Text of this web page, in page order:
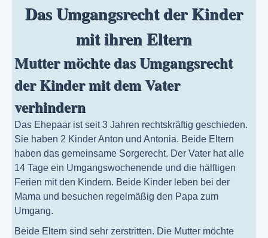
Das Umgangsrecht der Kinder
mit ihren Eltern
Mutter möchte das Umgangsrecht
der Kinder mit dem Vater
verhindern
Das Ehepaar ist seit 3 Jahren rechtskräftig geschieden.
Sie haben 2 Kinder Anton und Antonia. Beide Eltern
haben das gemeinsame Sorgerecht. Der Vater hat alle
14 Tage ein Umgangswochenende und die hälftigen
Ferien mit den Kindern. Beide Kinder leben bei der
Mama und besuchen regelmäßig den Papa zum
Umgang.
Beide Eltern sind sehr zerstritten. Die Mutter möchte